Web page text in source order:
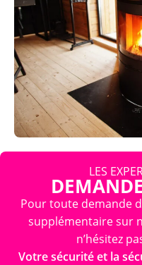
LES
Pour toute demande
supplémentaire sur
n’hésitez
Votre sécurité et la